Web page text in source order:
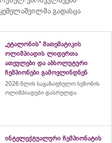
გადასცა
„ეტალონის“ მათემატიკის
ოლიმპიადის ლიდერთა
ათეულები და აბსოლუტური
ჩემპიონები გამოვლინდნენ
2026 წლის საგაზაფხულო სეზონის
ოლიმპიადები დასრულდა
ინტელექტუალური ჩემპიონატის